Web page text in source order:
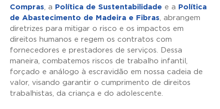
Compras , a Política de Sustentabilidade e a
Política
de Abastecimento de Madeira e Fibras , abrangem
diretrizes para mitigar o risco e os impactos em
direitos humanos e regem os contratos com
fornecedores e prestadores de serviços. Dessa
maneira, combatemos riscos de trabalho infantil,
forçado e análogo à escravidão em nossa cadeia de
valor, visando garantir o cumprimento de direitos
trabalhistas, da criança e do adolescente.